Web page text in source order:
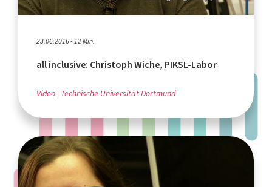
23.06.2016 - 12 Min.
all inclusive: Christoph Wiche, PIKSL-Labor
Video Technische Universität Dortmund